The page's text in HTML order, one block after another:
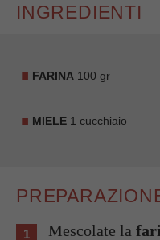
INGREDIENTI
FARINA 100 gr
MIELE 1 cucchiaio
Mescolate la